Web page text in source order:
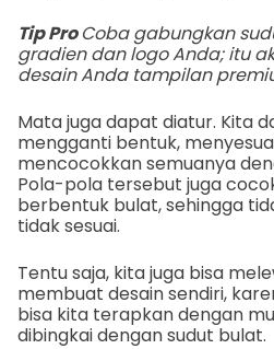
Tip ProCoba gabungkan
gradien dan logo Anda; itu
desain Anda tampilan
Mata juga dapat diatur. Kita
mengganti bentuk,
mencocokkan semuanya
Pola-pola tersebut juga
berbentuk bulat, sehingga
tidak sesuai.
Tentu saja, kita juga bisa
membuat desain sendiri,
bisa kita terapkan dengan
dibingkai dengan sudut bulat.